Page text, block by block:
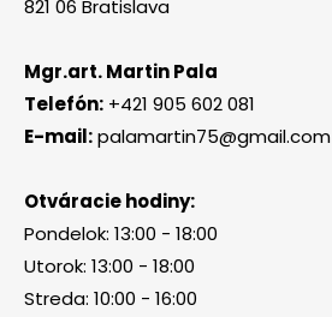
821 06 Bratislava
Mgr.art. Martin Pala
Telefón: +421 905 602 081
E-mail:palamartin75@gmail.com
Otváracie hodiny:
Pondelok: 13:00 - 18:00
Utorok: 13:00 - 18:00
Streda: 10:00 - 16:00